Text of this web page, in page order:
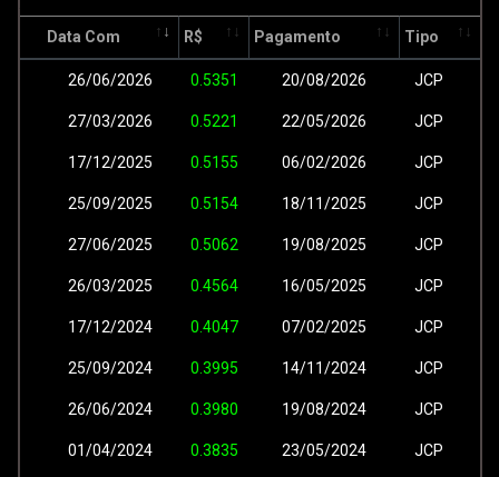
Data Com R$ Pagamento Tipo
26/06/2026 0.5351 20/08/2026 JCP
27/03/2026 0.5221 22/05/2026 JCP
17/12/2025 0.5155 06/02/2026 JCP
25/09/2025 0.5154 18/11/2025 JCP
27/06/2025 0.5062 19/08/2025 JCP
26/03/2025 0.4564 16/05/2025 JCP
17/12/2024 0.4047 07/02/2025 JCP
25/09/2024 0.3995 14/11/2024 JCP
26/06/2024 0.3980 19/08/2024 JCP
01/04/2024 0.3835 23/05/2024 JCP